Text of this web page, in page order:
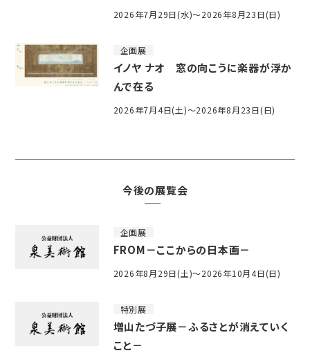
2026年7月29日(水)～2026年8月23日(日)
企画展
イノヤ ナオ 窓の向こうに楽器が浮か
んで在る
2026年7月4日(土)～2026年8月23日(日)
今後の展覧会
企画展
FROM－ここからの日本画－
2026年8月29日(土)～2026年10月4日(日)
特別展
増山たづ子展－ふるさとが消えていく
こと－